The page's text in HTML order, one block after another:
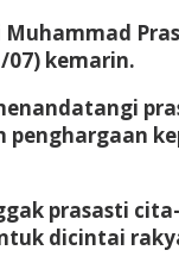
Muhammad
07) kemarin.
prasasti
dicintai